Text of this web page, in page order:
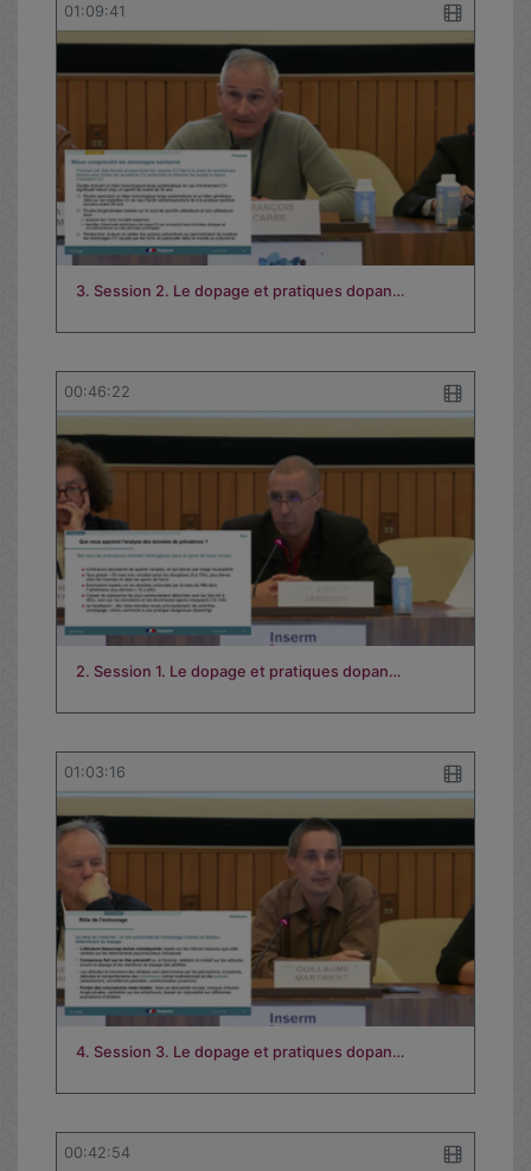
01:09:41
3. Session 2. Le dopage et pratiques dopan…
00:46:22
2. Session 1. Le dopage et pratiques dopan…
01:03:16
4. Session 3. Le dopage et pratiques dopan…
00:42:54